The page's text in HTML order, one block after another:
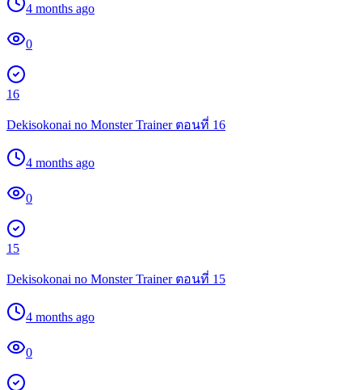
4 months ago
0
16
Dekisokonai no Monster Trainer ตอนที่ 16
4 months ago
0
15
Dekisokonai no Monster Trainer ตอนที่ 15
4 months ago
0